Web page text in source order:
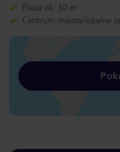
Plaża ok. 30 m
Centrum miasta/lokalne